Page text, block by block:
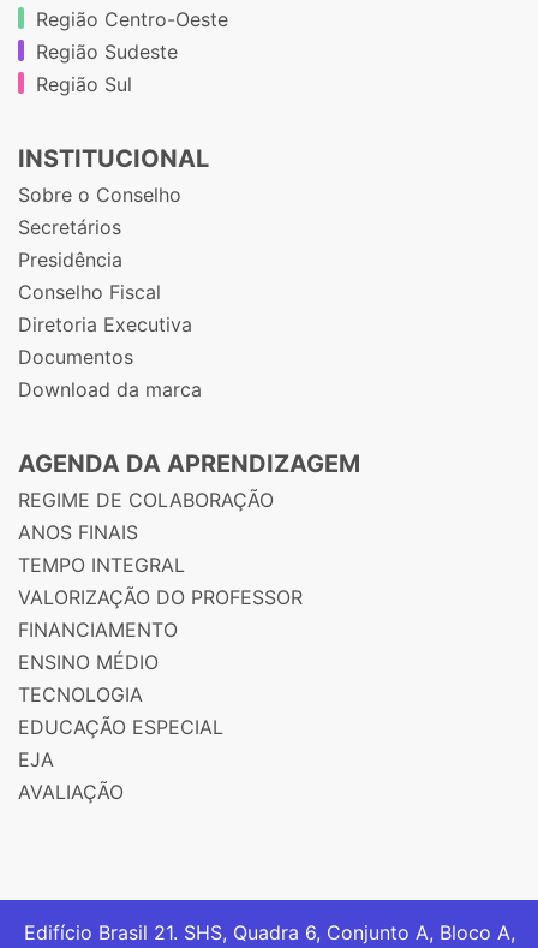
Região Centro-Oeste
Região Sudeste
Região Sul
INSTITUCIONAL
Sobre o Conselho
Secretários
Presidência
Conselho Fiscal
Diretoria Executiva
Documentos
Download da marca
AGENDA DA APRENDIZAGEM
REGIME DE COLABORAÇÃO
ANOS FINAIS
TEMPO INTEGRAL
VALORIZAÇÃO DO PROFESSOR
FINANCIAMENTO
ENSINO MÉDIO
TECNOLOGIA
EDUCAÇÃO ESPECIAL
EJA
AVALIAÇÃO
Edifício Brasil 21. SHS, Quadra 6, Conjunto A, Bloco A,